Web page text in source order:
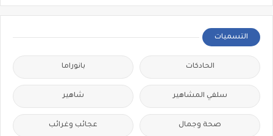
التسميات
الحادكات بانوراما
سلفي المشاهير شاهير
صحة وجمال عجائب وغرائب